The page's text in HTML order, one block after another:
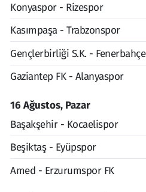
Konyaspor - Rizespor
Kasımpaşa - Trabzonspor
Gençlerbirliği S.K. - Fenerbahçe
Gaziantep FK - Alanyaspor
16 Ağustos, Pazar
Başakşehir - Kocaelispor
Beşiktaş - Eyüpspor
Amed - Erzurumspor FK